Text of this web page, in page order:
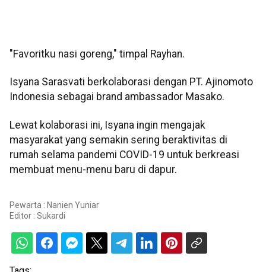
"Favoritku nasi goreng," timpal Rayhan.
Isyana Sarasvati berkolaborasi dengan PT. Ajinomoto
Indonesia sebagai brand ambassador Masako.
Lewat kolaborasi ini, Isyana ingin mengajak
masyarakat yang semakin sering beraktivitas di
rumah selama pandemi COVID-19 untuk berkreasi
membuat menu-menu baru di dapur.
Pewarta : Nanien Yuniar
Editor : Sukardi